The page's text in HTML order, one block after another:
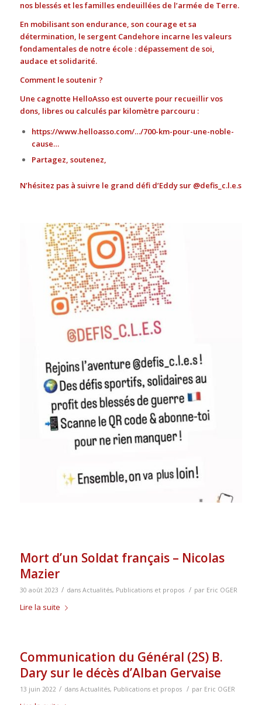
nos blessés et les familles endeuillées de l’armée de Terre.
En mobilisant son endurance, son courage et sa
détermination, le sergent Candehore incarne les valeurs
fondamentales de notre école : dépassement de soi,
audace et solidarité.
Comment le soutenir ?
Une cagnotte HelloAsso est ouverte pour recueillir vos
dons, libres ou calculés par kilomètre parcouru :
https://www.helloasso.com/…/700-km-pour-une-noble-
cause…
Partagez, soutenez,
N’hésitez pas à suivre le grand défi d’Eddy sur @defis_c.l.e.s
Mort d’un Soldat français – Nicolas
Mazier
30 août 2023 / dans Actualités, Publications et propos / par Eric OGER
Lire la suite
Communication du Général (2S) B.
Dary sur le décès d’Alban Gervaise
13 juin 2022 / dans Actualités, Publications et propos / par Eric OGER